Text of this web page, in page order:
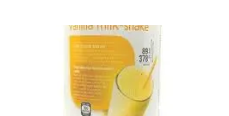
op de dagelijkse voeding om de eiwitinname te
wat houdt het eiwitshake…